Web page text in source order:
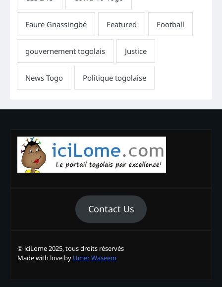
Contact Us
© iciLome 2025, tous droits réservés
Made with love by Umer Waseem